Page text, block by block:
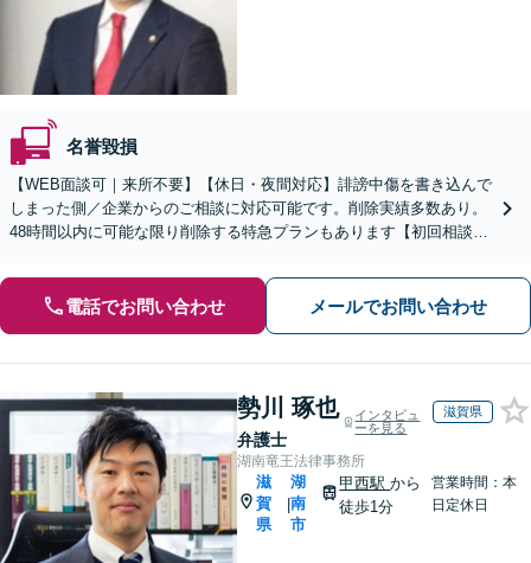
名誉毀損
【WEB面談可｜来所不要】【休日・夜間対応】誹謗中傷を書き込んで
しまった側／企業からのご相談に対応可能です。削除実績多数あり。
48時間以内に可能な限り削除する特急プランもあります【初回相談30
電話でお問い合わせ メールでお問い合わせ
勢川 琢也
弁護士
インタビュ
ーを見る
滋賀県
湖南竜王法律事務所
滋
賀
県
|
湖
南
市
甲西駅から
徒歩1分
営業時間：本
日定休日